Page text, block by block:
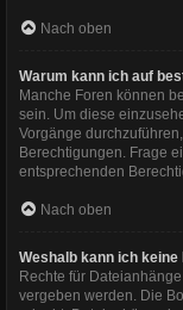
Nach oben
Warum kann ich auf
Manche Foren können
sein. Um diese
Vorgänge
Berechtigungen. Frage
entsprechenden
Nach oben
Weshalb kann ich
Rechte für
vergeben werden. Die